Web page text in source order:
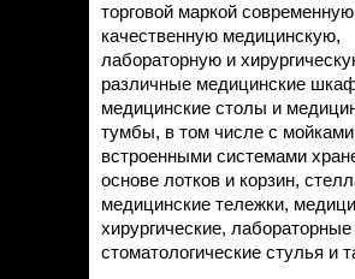
торговой маркой
качественную медицинскую,
лабораторную и
различные медицинские
медицинские столы и
тумбы, в том числе с
встроенными системами
основе лотков и корзин,
медицинские тележки,
хирургические, лабораторные
стоматологические стулья и